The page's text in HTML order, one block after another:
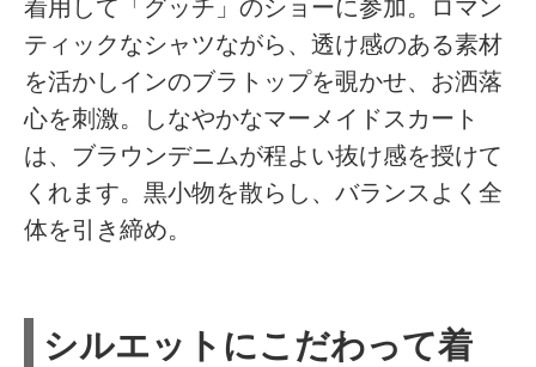
着用して「グッチ」のショーに参加。ロマン
ティックなシャツながら、透け感のある素材
を活かしインのブラトップを覗かせ、お洒落
心を刺激。しなやかなマーメイドスカート
は、ブラウンデニムが程よい抜け感を授けて
くれます。黒小物を散らし、バランスよく全
体を引き締め。
シルエットにこだわって着